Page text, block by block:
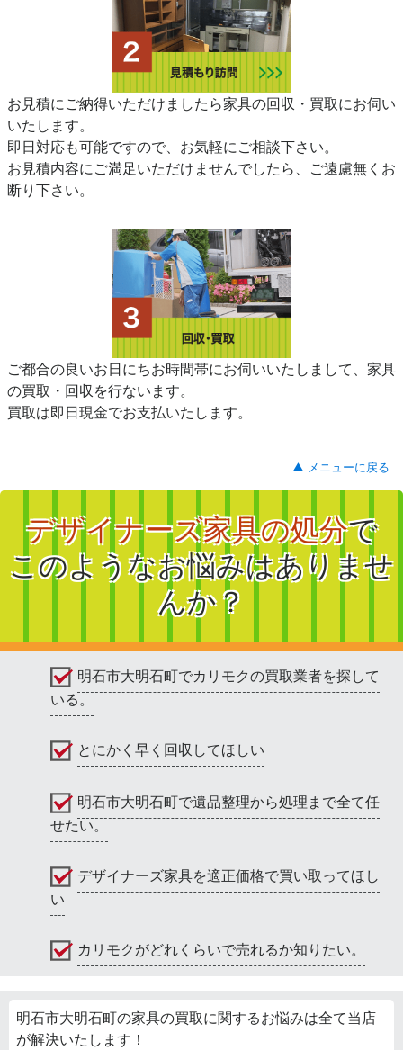
お見積にご納得いただけましたら家具の回収・買取にお伺い
いたします。
即日対応も可能ですので、お気軽にご相談下さい。
お見積内容にご満足いただけませんでしたら、ご遠慮無くお
断り下さい。
ご都合の良いお日にちお時間帯にお伺いいたしまして、家具
の買取・回収を行ないます。
買取は即日現金でお支払いたします。
▲ メニューに戻る
デザイナーズ家具の処分で
このようなお悩みはありませ
んか？
明石市大明石町でカリモクの買取業者を探して
いる。
とにかく早く回収してほしい
明石市大明石町で遺品整理から処理まで全て任
せたい。
デザイナーズ家具を適正価格で買い取ってほし
い
カリモクがどれくらいで売れるか知りたい。
明石市大明石町の家具の買取に関するお悩みは全て当店
が解決いたします！